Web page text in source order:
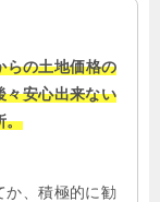
らの土地価格の
々安心出来ない
。
か、積極的に勧